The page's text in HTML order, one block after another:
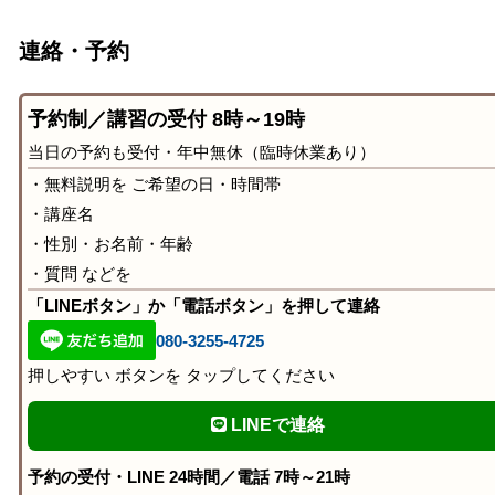
連絡・予約
予約制／講習の受付 8時～19時
当日の予約も受付・年中無休（臨時休業あり）
・無料説明を ご希望の日・時間帯
・講座名
・性別・お名前・年齢
・質問 などを
「LINEボタン」か「電話ボタン」を押して連絡
080-3255-4725
押しやすい ボタンを タップしてください
LINEで連絡
予約の受付・LINE 24時間／電話 7時～21時